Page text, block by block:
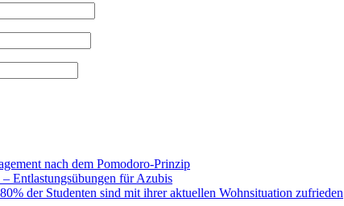
nach dem Pomodoro-Prinzip
Entlastungsübungen für Azubis
der Studenten sind mit ihrer aktuellen Wohnsituation zufrieden